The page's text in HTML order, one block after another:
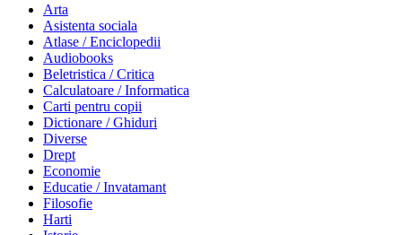
Arta
Asistenta sociala
Atlase / Enciclopedii
Audiobooks
Beletristica / Critica
Calculatoare / Informatica
Carti pentru copii
Dictionare / Ghiduri
Diverse
Drept
Economie
Educatie / Invatamant
Filosofie
Harti